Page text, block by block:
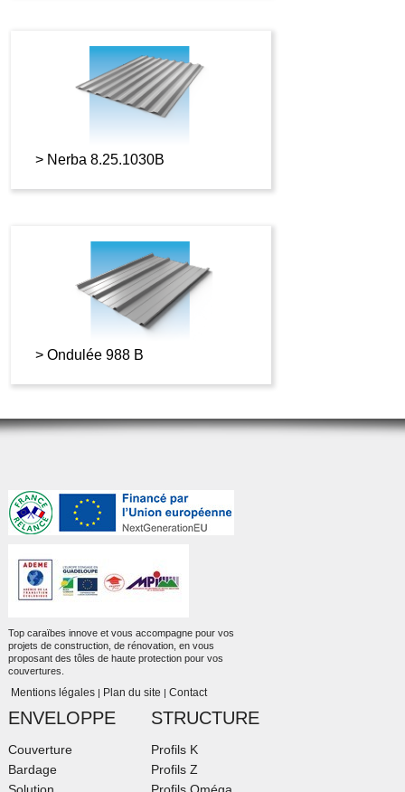
Nerba 8.25.1030B
Ondulée 988 B
Top caraïbes innove et vous accompagne pour vos
projets de construction, de rénovation, en vous
proposant des tôles de haute protection pour vos
couvertures.
Mentions légales| Plan du site | Contact
ENVELOPPE
Couverture
Bardage
STRUCTURE
Profils K
Profils Z